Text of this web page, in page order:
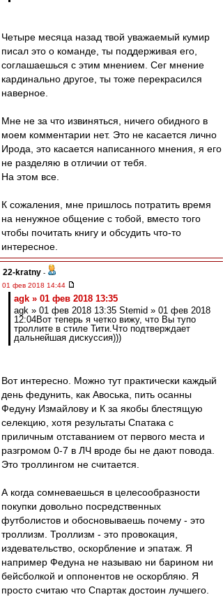
Четыре месяца назад твой уважаемый кумир
писал это о команде, ты поддерживая его,
соглашаешься с этим мнением. Сег мнение
кардинально другое, ты тоже перекрасился
наверное.
Мне не за что извиняться, ничего обидного в
моем комментарии нет. Это не касается лично
Ирода, это касается написанного мнения, я его
не разделяю в отличии от тебя.
На этом все.
К сожаления, мне пришлось потратить время
на ненужное общение с тобой, вместо того
чтобы почитать книгу и обсудить что-то
интересное.
22-kratny -
01 фев 2018 14:44
agk » 01 фев 2018 13:35
agk » 01 фев 2018 13:35 Stemid » 01 фев 2018
12:04Вот теперь я четко вижу, что Вы тупо
троллите в стиле Тити.Что подтверждает
дальнейшая дискуссия)))
Вот интересно. Можно тут практически каждый
день федунить, как Авоська, пить осанны
Федуну Измайлову и К за якобы блестящую
селекцию, хотя результаты Спатака с
приличным отставанием от первого места и
разгромом 0-7 в ЛЧ вроде бы не дают повода.
Это троллингом не считается.
А когда сомневаешься в целесообразности
покупки довольно посредственных
футболистов и обосновываешь почему - это
троллизм. Троллизм - это провокация,
издевательство, оскорбление и эпатаж. Я
например Федуна не называю ни барином ни
бейсболкой и оппонентов не оскорбляю. Я
просто считаю что Спартак достоин лучшего.